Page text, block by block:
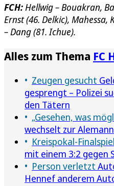
FCH: Hellwig – Bouakran,
Ernst (46. Delkic), Mahessa,
– Dang (81. Ichue).
Alles zum Thema FC
Zeugen gesucht
gesprengt – Polizei
den Tätern
„Gesehen, was
wechselt zur
Kreispokal-
mit einem 3:2 gegen
Person verletzt
Hennef anderem